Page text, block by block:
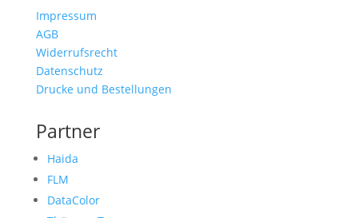
Impressum
AGB
Widerrufsrecht
Datenschutz
Drucke und Bestellungen
Partner
Haida
FLM
DataColor